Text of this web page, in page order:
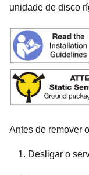
unidade de disco
Antes de remover
Desligar o